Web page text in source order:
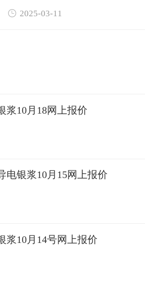
 2025-03-11
浆10月18网上报价
电银浆10月15网上报价
浆10月14号网上报价